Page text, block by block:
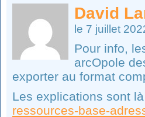
David
le 7 juillet
Pour info,
arcOpole
exporter au format
Les explications sont là
ressources-base-